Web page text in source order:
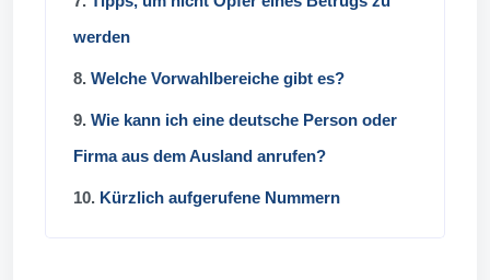
werden
8. Welche Vorwahlbereiche gibt es?
9. Wie kann ich eine deutsche Person oder
Firma aus dem Ausland anrufen?
10. Kürzlich aufgerufene Nummern